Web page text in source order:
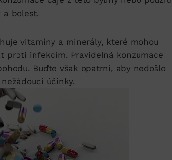
a bolest.
vitamíny a minerály,‌ které mohou
proti infekcím. Pravidelná konzumace⁢
Buďte však ⁣opatrní, aby⁣ nedošlo
účinky.